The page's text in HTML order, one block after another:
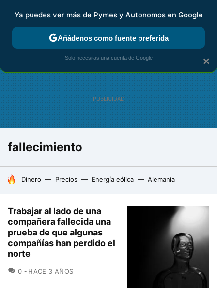
FISCALIDAD Y CONTABILIDAD KIT DIGITAL RENTA
fallecimiento
HOY SE HABLA DE
Dinero Precios Energía eólica Alemania
Trabajar al lado de una
compañera fallecida una
prueba de que algunas
compañías han perdido el
norte
0 COMENTARIOS
HACE 3 AÑOS
×
Ya puedes ver más de Pymes y Autonomos en Google
Añádenos como fuente preferida
Solo necesitas una cuenta de Google